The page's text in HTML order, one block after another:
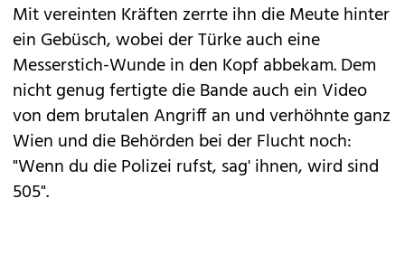
Mit vereinten Kräften zerrte ihn die Meute hinter
ein Gebüsch, wobei der Türke auch eine
Messerstich-Wunde in den Kopf abbekam. Dem
nicht genug fertigte die Bande auch ein Video
von dem brutalen Angriff an und verhöhnte ganz
Wien und die Behörden bei der Flucht noch:
"Wenn du die Polizei rufst, sag' ihnen, wird sind
505".